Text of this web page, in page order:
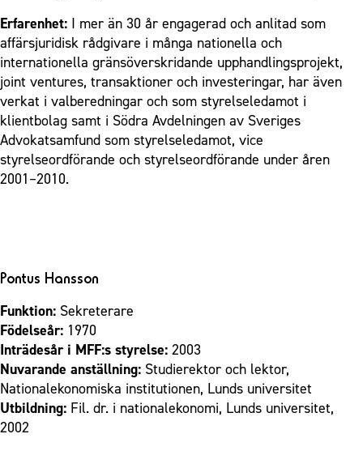
Erfarenhet: I mer än 30 år engagerad och anlitad som
affärsjuridisk rådgivare i många nationella och
internationella gränsöverskridande upphandlingsprojekt,
joint ventures, transaktioner och investeringar, har även
verkat i valberedningar och som styrelseledamot i
klientbolag samt i Södra Avdelningen av Sveriges
Advokatsamfund som styrelseledamot, vice
styrelseordförande och styrelseordförande under åren
2001–2010.
Pontus Hansson
Funktion: Sekreterare
Födelseår: 1970
Inträdesår i MFF:s styrelse: 2003
Nuvarande anställning: Studierektor och lektor,
Nationalekonomiska institutionen, Lunds universitet
Utbildning: Fil. dr. i nationalekonomi, Lunds universitet,
2002